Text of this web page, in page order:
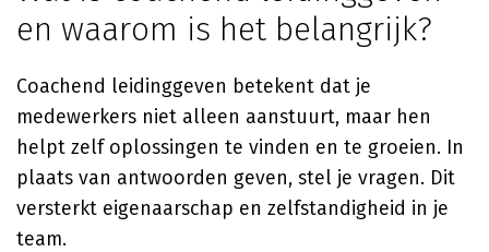
en waarom is het belangrijk?
Coachend leidinggeven betekent dat je
medewerkers niet alleen aanstuurt, maar hen
helpt zelf oplossingen te vinden en te groeien. In
plaats van antwoorden geven, stel je vragen. Dit
versterkt eigenaarschap en zelfstandigheid in je
team.